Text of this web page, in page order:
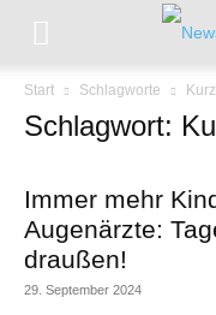
Start Schlagworte
Schlagwort:
Immer mehr
Augenärzte:
draußen!
29. September 2024